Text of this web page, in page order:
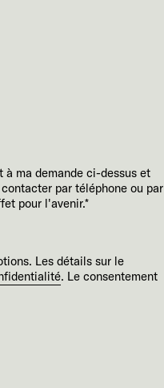
ma demande ci-dessus et
par téléphone ou par
pour l'avenir.*
Les détails sur le
. Le consentement